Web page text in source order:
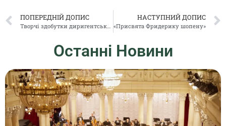
ПОПЕРЕДНІЙ ДОПИС
Творчі здобутки диригентського-хорового відділу КССМШ-інтернату ім. М.В. Лисенка осінньо-зимового періоду 2020-2021.
НАСТУПНИЙ ДОПИС
«Присвята Фридерику шопену»
Останні Новини